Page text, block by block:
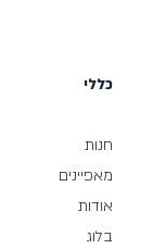
כללי
חנות
מאפיינים
אודות
בלוג